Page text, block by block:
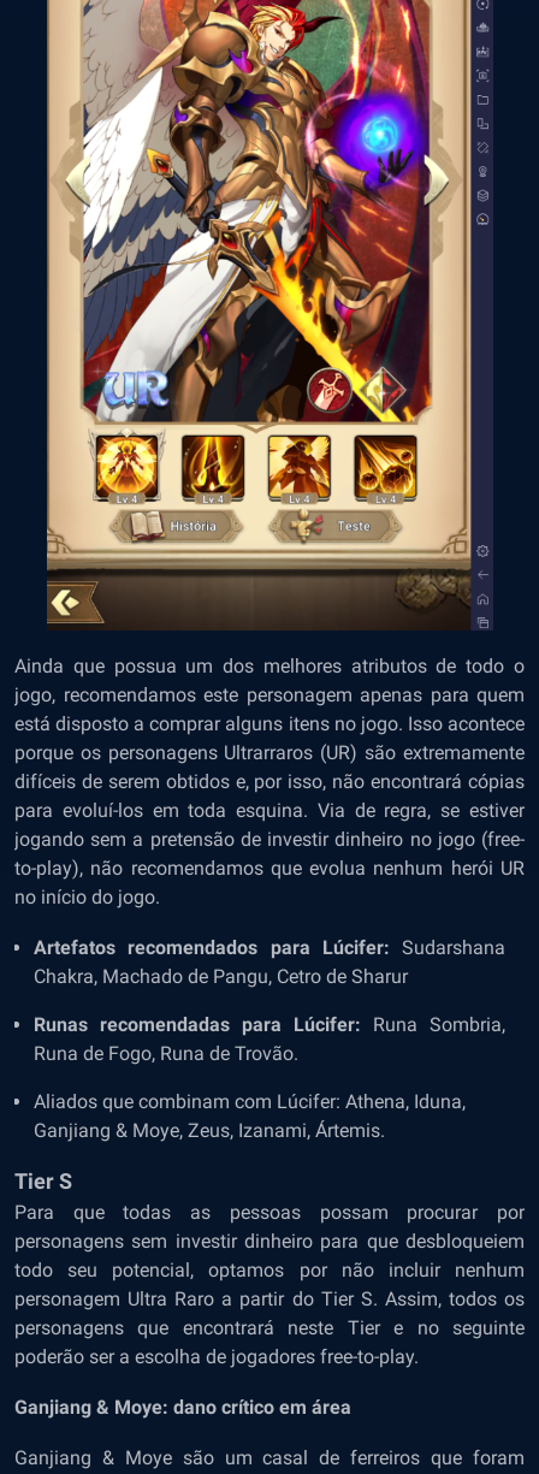
Ainda que possua um dos melhores atributos de todo o
jogo, recomendamos este personagem apenas para quem
está disposto a comprar alguns itens no jogo. Isso acontece
porque os personagens Ultrarraros (UR) são extremamente
difíceis de serem obtidos e, por isso, não encontrará cópias
para evoluí-los em toda esquina. Via de regra, se estiver
jogando sem a pretensão de investir dinheiro no jogo (free-
to-play), não recomendamos que evolua nenhum herói UR
no início do jogo.
Artefatos recomendados para Lúcifer: Sudarshana
Chakra, Machado de Pangu, Cetro de Sharur
Runas recomendadas para Lúcifer: Runa Sombria,
Runa de Fogo, Runa de Trovão.
Aliados que combinam com Lúcifer: Athena, Iduna,
Ganjiang & Moye, Zeus, Izanami, Ártemis.
Tier S
Para que todas as pessoas possam procurar por
personagens sem investir dinheiro para que desbloqueiem
todo seu potencial, optamos por não incluir nenhum
personagem Ultra Raro a partir do Tier S. Assim, todos os
personagens que encontrará neste Tier e no seguinte
poderão ser a escolha de jogadores free-to-play.
Ganjiang & Moye: dano crítico em área
Ganjiang & Moye são um casal de ferreiros que foram